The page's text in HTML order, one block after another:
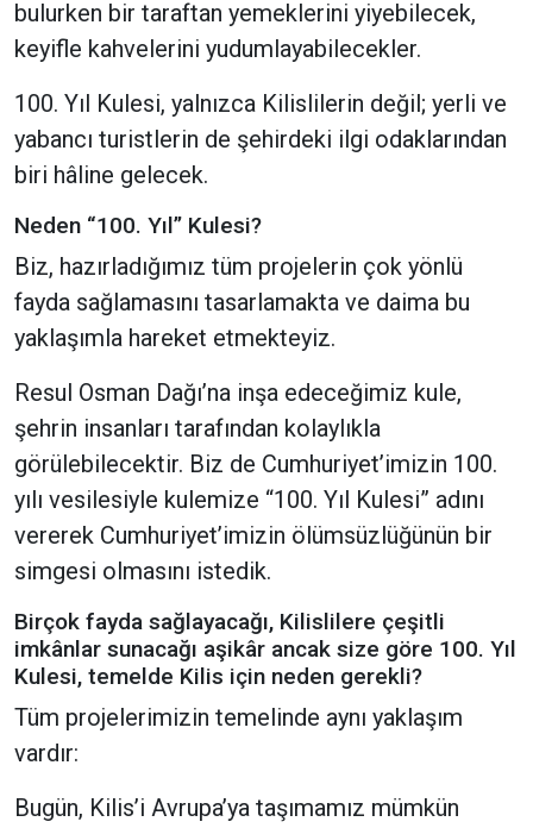
bulurken bir taraftan yemeklerini yiyebilecek,
keyifle kahvelerini yudumlayabilecekler.
100. Yıl Kulesi, yalnızca Kilislilerin değil; yerli ve
yabancı turistlerin de şehirdeki ilgi odaklarından
biri hâline gelecek.
Neden “100. Yıl” Kulesi?
Biz, hazırladığımız tüm projelerin çok yönlü
fayda sağlamasını tasarlamakta ve daima bu
yaklaşımla hareket etmekteyiz.
Resul Osman Dağı’na inşa edeceğimiz kule,
şehrin insanları tarafından kolaylıkla
görülebilecektir. Biz de Cumhuriyet’imizin 100.
yılı vesilesiyle kulemize “100. Yıl Kulesi” adını
vererek Cumhuriyet’imizin ölümsüzlüğünün bir
simgesi olmasını istedik.
Birçok fayda sağlayacağı, Kilislilere çeşitli
imkânlar sunacağı aşikâr ancak size göre 100. Yıl
Kulesi, temelde Kilis için neden gerekli?
Tüm projelerimizin temelinde aynı yaklaşım
vardır:
Bugün, Kilis’i Avrupa’ya taşımamız mümkün